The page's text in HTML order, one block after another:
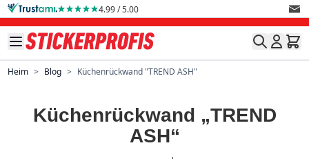
Direkt zum Inhalt 4.99 / 5.00
Heim > Blog > Küchenrückwand "TREND ASH"
Küchenrückwand „TREND
ASH“